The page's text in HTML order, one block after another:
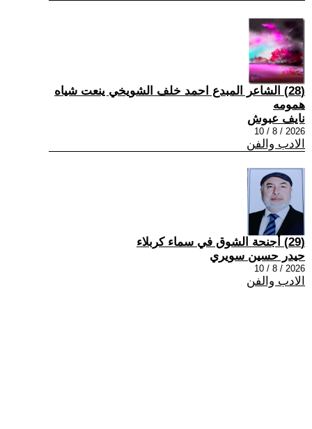
(28) الشاعر المبدع احمد خلف الشويخي ينعت شياه
همومه
نايف عبوش
2026 / 8 / 10
الادب والفن
(29) أجنحة الشوق في سماء كربلاء
حيدر حسين سويري
2026 / 8 / 10
الادب والفن